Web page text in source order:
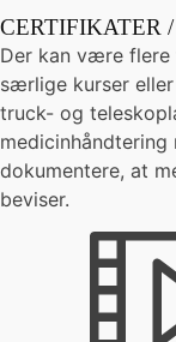
CERTIFIKATER
Der kan være
særlige kurser
truck- og
medicinhåndtering
dokumentere, at
beviser.